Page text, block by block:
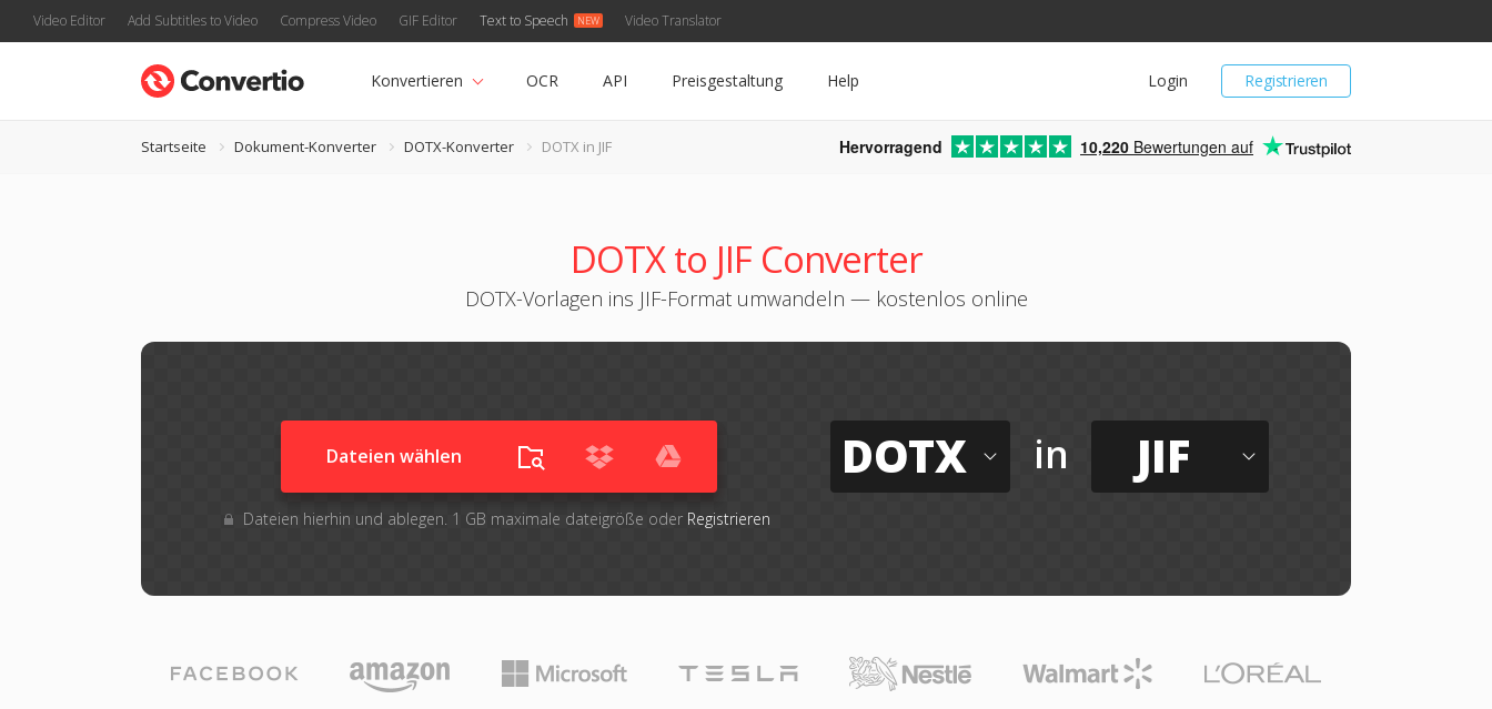
Video Editor Add Subtitles to Video Compress Video GIF Editor Text to Speech Video Translator
Registrieren
Login
Konvertieren OCR API Preisgestaltung Help
Startseite Dokument-Konverter DOTX-Konverter DOTX in JIF Hervorragend 10,220 Bewertungen auf
DOTX to JIF Converter
DOTX-Vorlagen ins JIF-Format umwandeln — kostenlos online
Dateien wählen
Dateien hierhin und ablegen. 1 GB maximale dateigröße oder Registrieren
DOTX in JIF